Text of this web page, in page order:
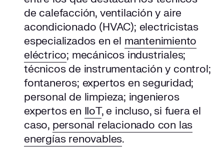
de calefacción, ventilación y aire
acondicionado (HVAC); electricistas
especializados en el mantenimiento
eléctrico; mecánicos industriales;
técnicos de instrumentación y control;
fontaneros; expertos en seguridad;
personal de limpieza; ingenieros
expertos en IIoT, e incluso, si fuera el
caso, personal relacionado con las
energías renovables.